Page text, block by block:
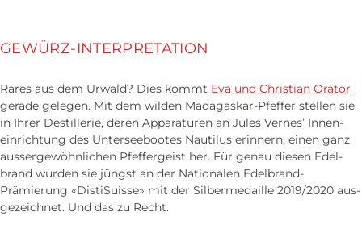
GEWÜRZ-INTERPRETATION
Rares aus dem Urwald? Dies kommt Eva und Christian Orator
gerade gelegen. Mit dem wilden Madagaskar-Pfeffer stellen sie
in Ihrer Destillerie, deren Apparaturen an Jules Vernes’ Innen­
einrichtung des Untersee­bootes Nautilus erinnern, einen ganz
ausser­gewöhnlichen Pfeffer­geist her. Für genau diesen Edel­
brand wurden sie jüngst an der Nationalen Edelbrand-
Prämierung «DistiSuisse» mit der Silber­medaille 2019/2020 aus­
gezeichnet. Und das zu Recht.